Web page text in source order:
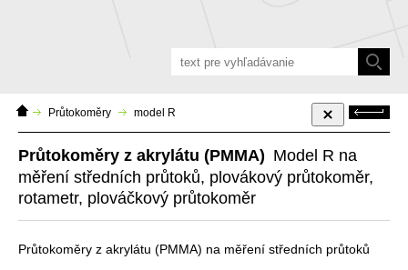
Domácí
stránka
Průtokoměry model R Zpět
Průtokoměry z akrylátu (PMMA) Model R na
měření středních průtoků, plovákový průtokoměr,
rotametr, plováčkový průtokoměr
Průtokoměry z akrylátu (PMMA) na měření středních průtoků